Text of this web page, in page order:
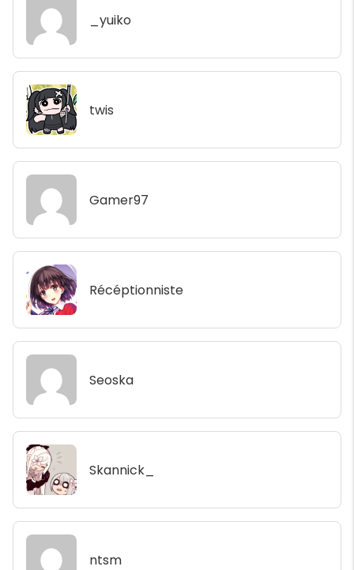
_yuiko
twis
Gamer97
Récéptionniste
Seoska
Skannick_
ntsm